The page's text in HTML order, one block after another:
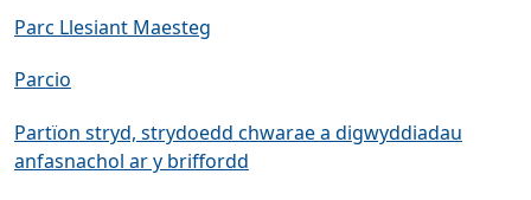
Parc Llesiant Maesteg
Parcio
Partïon stryd, strydoedd chwarae a digwyddiadau
anfasnachol ar y briffordd